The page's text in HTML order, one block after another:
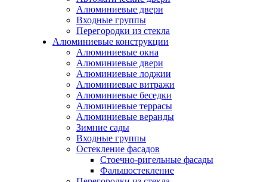
Алюминиевые двери
Входные группы
Перегородки из стекла
Алюминиевые конструкции
Алюминиевые окна
Алюминиевые двери
Алюминиевые лоджии
Алюминиевые витражи
Алюминиевые беседки
Алюминиевые террасы
Алюминиевые веранды
Зимние сады
Входные группы
Остекление фасадов
Стоечно-ригельные фасады
Фальшостекление